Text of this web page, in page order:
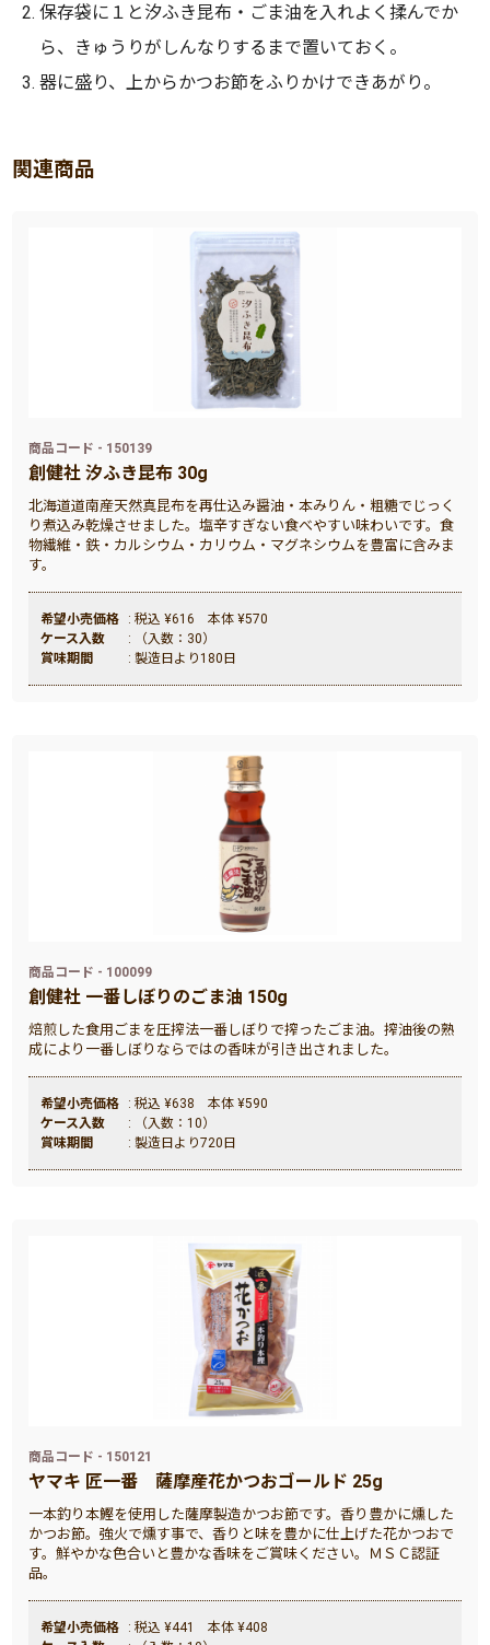
保存袋に１と汐ふき昆布・ごま油を入れよく揉んでか
ら、きゅうりがしんなりするまで置いておく。
器に盛り、上からかつお節をふりかけできあがり。
関連商品
商品コード - 150139
創健社 汐ふき昆布 30g
北海道道南産天然真昆布を再仕込み醤油・本みりん・粗糖でじっく
り煮込み乾燥させました。塩辛すぎない食べやすい味わいです。食
物繊維・鉄・カルシウム・カリウム・マグネシウムを豊富に含みま
す。
希望小売価格
: 税込 ¥616 本体 ¥570
ケース入数
: （入数：30）
賞味期間
: 製造日より180日
商品コード - 100099
創健社 一番しぼりのごま油 150g
焙煎した食用ごまを圧搾法一番しぼりで搾ったごま油。搾油後の熟
成により一番しぼりならではの香味が引き出されました。
希望小売価格
: 税込 ¥638 本体 ¥590
ケース入数
: （入数：10）
賞味期間
: 製造日より720日
商品コード - 150121
ヤマキ 匠一番 薩摩産花かつおゴールド 25g
一本釣り本鰹を使用した薩摩製造かつお節です。香り豊かに燻した
かつお節。強火で燻す事で、香りと味を豊かに仕上げた花かつおで
す。鮮やかな色合いと豊かな香味をご賞味ください。ＭＳＣ認証
品。
希望小売価格
: 税込 ¥441 本体 ¥408